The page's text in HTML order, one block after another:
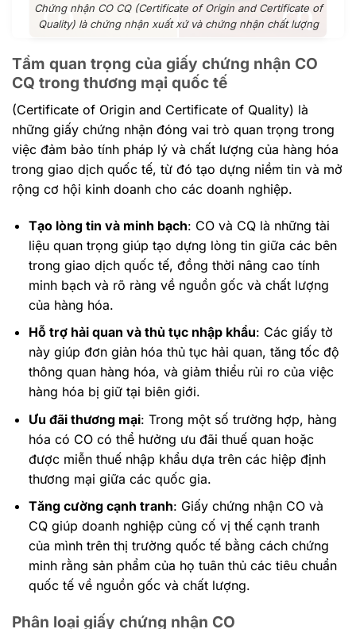
Chứng nhận CO CQ (Certificate of Origin and Certificate of
Quality) là chứng nhận xuất xứ và chứng nhận chất lượng
Tầm quan trọng của giấy chứng nhận CO
CQ trong thương mại quốc tế
(Certificate of Origin and Certificate of Quality) là
những giấy chứng nhận đóng vai trò quan trọng trong
việc đảm bảo tính pháp lý và chất lượng của hàng hóa
trong giao dịch quốc tế, từ đó tạo dựng niềm tin và mở
rộng cơ hội kinh doanh cho các doanh nghiệp.
Tạo lòng tin và minh bạch: CO và CQ là những tài
liệu quan trọng giúp tạo dựng lòng tin giữa các bên
trong giao dịch quốc tế, đồng thời nâng cao tính
minh bạch và rõ ràng về nguồn gốc và chất lượng
của hàng hóa.
Hỗ trợ hải quan và thủ tục nhập khẩu: Các giấy tờ
này giúp đơn giản hóa thủ tục hải quan, tăng tốc độ
thông quan hàng hóa, và giảm thiểu rủi ro của việc
hàng hóa bị giữ tại biên giới.
Ưu đãi thương mại: Trong một số trường hợp, hàng
hóa có CO có thể hưởng ưu đãi thuế quan hoặc
được miễn thuế nhập khẩu dựa trên các hiệp định
thương mại giữa các quốc gia.
Tăng cường cạnh tranh: Giấy chứng nhận CO và
CQ giúp doanh nghiệp củng cố vị thế cạnh tranh
của mình trên thị trường quốc tế bằng cách chứng
minh rằng sản phẩm của họ tuân thủ các tiêu chuẩn
quốc tế về nguồn gốc và chất lượng.
Phân loại giấy chứng nhận CO